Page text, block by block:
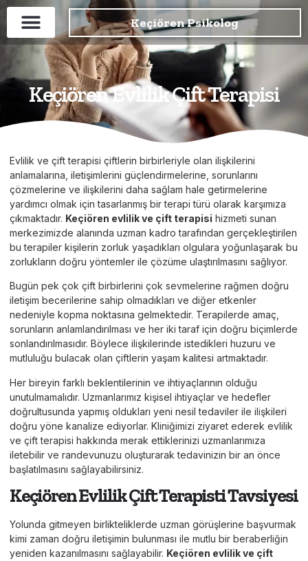
Keçiören Psikolog
Keçiören Evlilik Çift Terapisi
Evlilik ve çift terapisi çiftlerin birbirleriyle olan ilişkilerini
anlamalarına, iletişimlerini güçlendirmelerine, sorunlarını
çözmelerine ve ilişkilerini daha sağlam hale getirmelerine
yardımcı olmak için tasarlanmış bir terapi türü olarak karşımıza
çıkmaktadır. Keçiören evlilik ve çift terapisi hizmeti sunan
merkezimizde alanında uzman kadro tarafından gerçekleştirilen
bu terapiler kişilerin zorluk yaşadıkları olgulara yoğunlaşarak bu
zorlukların doğru yöntemler ile çözüme ulaştırılmasını sağlıyor.
Bugün pek çok çift birbirlerini çok sevmelerine rağmen doğru
iletişim becerilerine sahip olmadıkları ve diğer etkenler
nedeniyle kopma noktasına gelmektedir. Terapilerde amaç,
sorunların anlamlandırılması ve her iki taraf için doğru biçimlerde
sonlandırılmasıdır. Böylece ilişkilerinde istedikleri huzuru ve
mutluluğu bulacak olan çiftlerin yaşam kalitesi artmaktadır.
Her bireyin farklı beklentilerinin ve ihtiyaçlarının olduğu
unutulmamalıdır. Uzmanlarımız kişisel ihtiyaçlar ve hedefler
doğrultusunda yapmış oldukları yeni nesil tedaviler ile ilişkileri
doğru yöne kanalize ediyorlar. Kliniğimizi ziyaret ederek evlilik
ve çift terapisi hakkında merak ettiklerinizi uzmanlarımıza
iletebilir ve randevunuzu oluşturarak tedavinizin bir an önce
başlatılmasını sağlayabilirsiniz.
Keçiören Evlilik Çift Terapisti Tavsiyesi
Yolunda gitmeyen birlikteliklerde uzman görüşlerine başvurmak
kimi zaman doğru iletişimin bulunması ile mutlu bir beraberliğin
yeniden kazanılmasını sağlayabilir. Keçiören evlilik ve çift